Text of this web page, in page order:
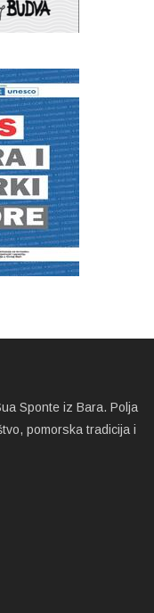
Sponte iz Bara. Polja
pomorska tradicija i